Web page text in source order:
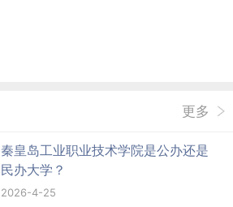
更多
秦皇岛工业职业技术学院是公办还是
民办大学？
2026-4-25